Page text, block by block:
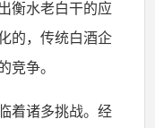
衡水老白干的应
的，传统白酒企
竞争。
着诸多挑战。经